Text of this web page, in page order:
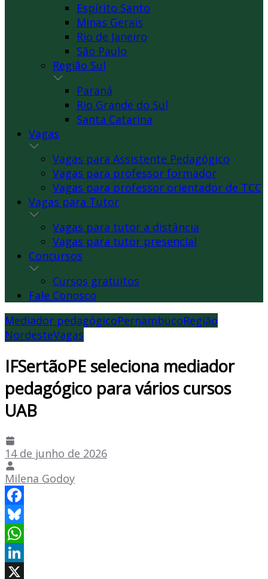
Espírito Santo
Minas Gerais
Rio de Janeiro
São Paulo
Região Sul
Paraná
Rio Grande do Sul
Santa Catarina
Vagas
Vagas para Assistente Pedagógico
Vagas para professor formador
Vagas para professor orientador de TCC
Vagas para Tutor
Vagas para tutor a distância
Vagas para tutor presencial
Concursos
Cursos gratuitos
Fale Conosco
Mediador pedagógicoPernambucoRegião
NordesteVagas
IFSertãoPE seleciona mediador
pedagógico para vários cursos
UAB
14 de junho de 2026
Milena Godoy
Facebook
Bluesky
WhatsApp
LinkedIn